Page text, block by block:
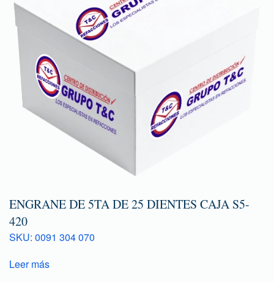
ENGRANE DE 5TA DE 25 DIENTES CAJA S5-
420
SKU: 0091 304 070
Leer más